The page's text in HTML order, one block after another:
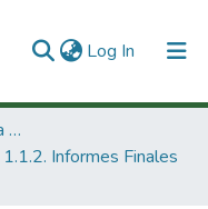
Log In (current)
1. Investigación Financiada con Recursos Públicos
1.1.2. Informes Finales